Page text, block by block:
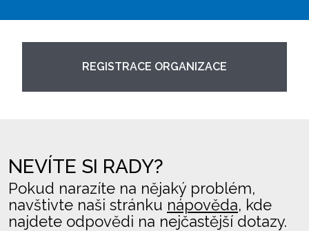
REGISTRACE ORGANIZACE
NEVÍTE SI RADY?
Pokud narazíte na nějaký problém,
navštivte naši stránku nápověda, kde
najdete odpovědi na nejčastější dotazy.